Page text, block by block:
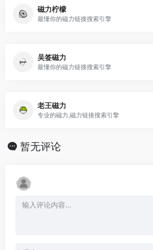
磁力柠檬
最懂你的磁力链接搜索引擎
吴签磁力
最懂你的磁力链接搜索引擎
老王磁力
专业的磁力,磁力链接搜索引擎
暂无评论